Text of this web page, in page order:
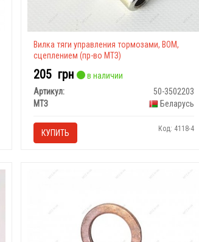
Вилка тяги управления тормозами, ВОМ,
сцеплением (пр-во МТЗ)
205 грн
в наличии
Артикул:
50-3502203
МТЗ
Беларусь
КУПИТЬ Код: 4118-4